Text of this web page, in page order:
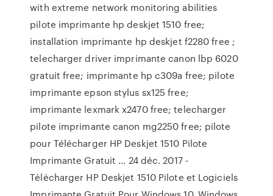
with extreme network monitoring abilities
pilote imprimante hp deskjet 1510 free;
installation imprimante hp deskjet f2280 free ;
telecharger driver imprimante canon lbp 6020
gratuit free; imprimante hp c309a free; pilote
imprimante epson stylus sx125 free;
imprimante lexmark x2470 free; telecharger
pilote imprimante canon mg2250 free; pilote
pour Télécharger HP Deskjet 1510 Pilote
Imprimante Gratuit ... 24 déc. 2017 -
Télécharger HP Deskjet 1510 Pilote et Logiciels